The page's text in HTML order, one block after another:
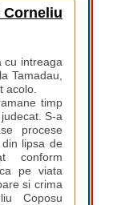
Corneliu
intreaga
Tamadau,
acolo.
timp
S-a
procese
lipsa de
conform
pe viata
si crima
Coposu